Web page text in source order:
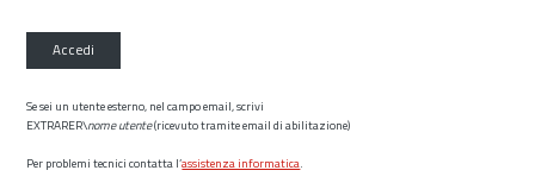
Accedi
Se sei un utente esterno, nel campo email, scrivi
EXTRARER\nome utente(ricevuto tramite email di abilitazione)
Per problemi tecnici contatta l’assistenza informatica.